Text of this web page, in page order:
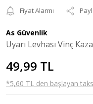
Fiyat Alarmı
As Güvenlik
Uyarı Levhası Vinç
49,99 TL
*5,60 TL den başlayan